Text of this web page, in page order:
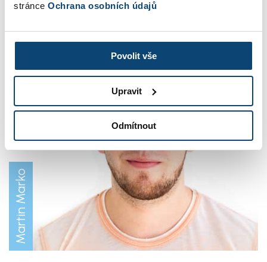
stránce Ochrana osobních údajů
Povolit vše
Upravit
Odmítnout
Martin Marko